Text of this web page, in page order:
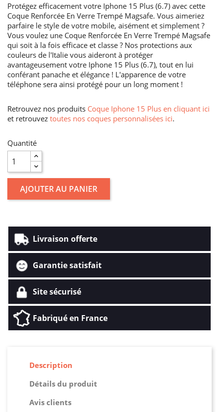
Protégez efficacement votre Iphone 15 Plus (6.7) avec cette
Coque Renforcée En Verre Trempé Magsafe. Vous aimeriez
parfaire le style de votre mobile, aisément et simplement ?
Vous voulez une Coque Renforcée En Verre Trempé Magsafe
qui soit à la fois efficace et classe ? Nos protections aux
couleurs de l'Italie vous aideront à protéger
avantageusement votre Iphone 15 Plus (6.7), tout en lui
conférant panache et élégance ! L'apparence de votre
téléphone sera ainsi protégé pour un long moment !
Retrouvez nos produits Coque Iphone 15 Plus en cliquant ici
et retrouvez toutes nos coques personnalisées ici.
Quantité
AJOUTER AU PANIER
Livraison offerte
Garantie satisfait
Site sécurisé
Fabriqué en France
Description
Détails du produit
Avis clients